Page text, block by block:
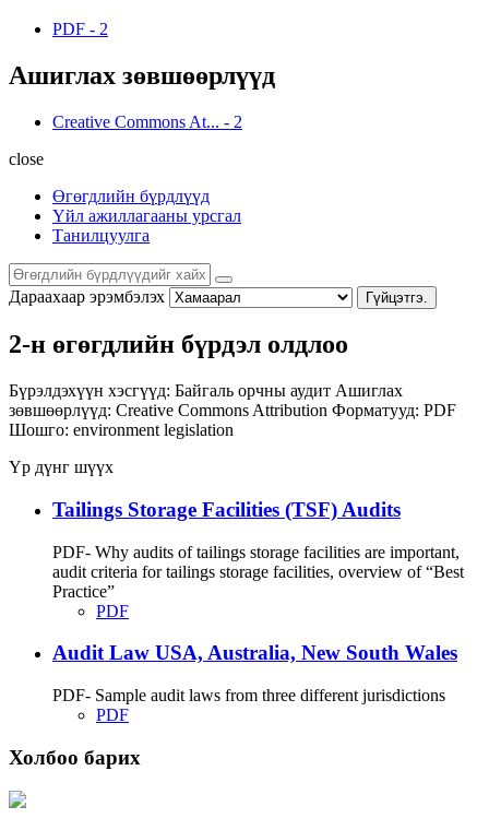
PDF - 2
Ашиглах зөвшөөрлүүд
Creative Commons At... - 2
close
Өгөгдлийн бүрдлүүд
Үйл ажиллагааны урсгал
Танилцуулга
Дараахаар эрэмбэлэх Гүйцэтгэ.
2-н өгөгдлийн бүрдэл олдлоо
Бүрэлдэхүүн хэсгүүд: Байгаль орчны аудит Ашиглах
зөвшөөрлүүд: Creative Commons Attribution Форматууд: PDF
Шошго: environment legislation
Үр дүнг шүүх
Tailings Storage Facilities (TSF) Audits
PDF- Why audits of tailings storage facilities are important,
audit criteria for tailings storage facilities, overview of “Best
Practice”
PDF
Audit Law USA, Australia, New South Wales
PDF- Sample audit laws from three different jurisdictions
PDF
Холбоо барих